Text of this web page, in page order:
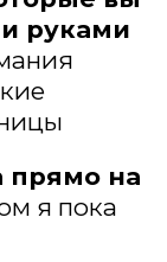
мой